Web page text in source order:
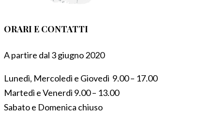
ORARI E CONTATTI
A partire dal 3 giugno 2020
Lunedì, Mercoledì e Giovedì 9.00 – 17.00
Martedì e Venerdì 9.00 – 13.00
Sabato e Domenica chiuso